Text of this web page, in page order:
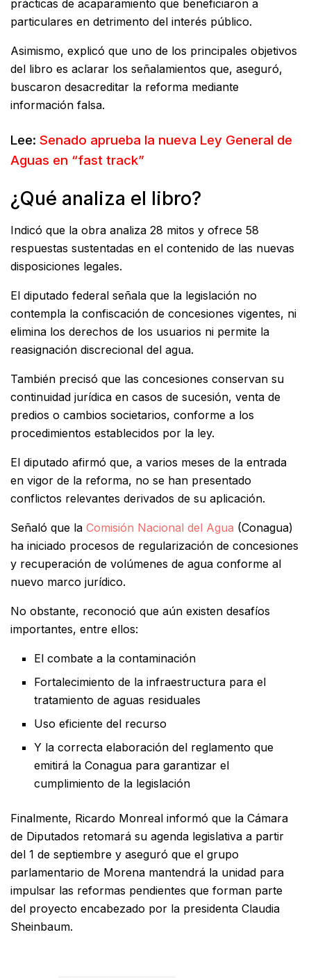
prácticas de acaparamiento que beneficiaron a
particulares en detrimento del interés público.
Asimismo, explicó que uno de los principales objetivos
del libro es aclarar los señalamientos que, aseguró,
buscaron desacreditar la reforma mediante
información falsa.
Lee: Senado aprueba la nueva Ley General de
Aguas en “fast track”
¿Qué analiza el libro?
Indicó que la obra analiza 28 mitos y ofrece 58
respuestas sustentadas en el contenido de las nuevas
disposiciones legales.
El diputado federal señala que la legislación no
contempla la confiscación de concesiones vigentes, ni
elimina los derechos de los usuarios ni permite la
reasignación discrecional del agua.
También precisó que las concesiones conservan su
continuidad jurídica en casos de sucesión, venta de
predios o cambios societarios, conforme a los
procedimientos establecidos por la ley.
El diputado afirmó que, a varios meses de la entrada
en vigor de la reforma, no se han presentado
conflictos relevantes derivados de su aplicación.
Señaló que la Comisión Nacional del Agua (Conagua)
ha iniciado procesos de regularización de concesiones
y recuperación de volúmenes de agua conforme al
nuevo marco jurídico.
No obstante, reconoció que aún existen desafíos
importantes, entre ellos:
El combate a la contaminación
Fortalecimiento de la infraestructura para el
tratamiento de aguas residuales
Uso eficiente del recurso
Y la correcta elaboración del reglamento que
emitirá la Conagua para garantizar el
cumplimiento de la legislación
Finalmente, Ricardo Monreal informó que la Cámara
de Diputados retomará su agenda legislativa a partir
del 1 de septiembre y aseguró que el grupo
parlamentario de Morena mantendrá la unidad para
impulsar las reformas pendientes que forman parte
del proyecto encabezado por la presidenta Claudia
Sheinbaum.